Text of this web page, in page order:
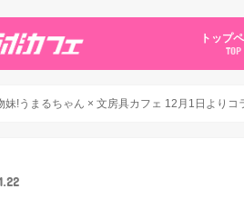
トップ
TOP
妹!うまるちゃん × 文房具カフェ 12月1日よりコ